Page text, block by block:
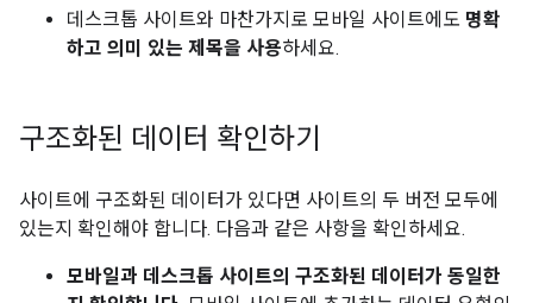
데스크톱 사이트와 마찬가지로 모바일 사이트에도 명확
하고 의미 있는 제목을 사용하세요.
구조화된 데이터 확인하기
사이트에 구조화된 데이터가 있다면 사이트의 두 버전 모두에
있는지 확인해야 합니다. 다음과 같은 사항을 확인하세요.
모바일과 데스크톱 사이트의 구조화된 데이터가 동일한